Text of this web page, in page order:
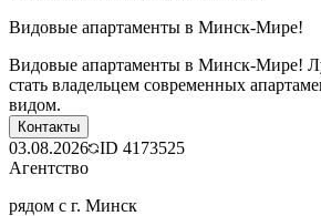
Видовые апартаменты в Минск-Мире!
Видовые апартаменты в Минск-Мире!
стать владельцем современных
видом.
Контакты
03.08.2026 ID 4173525
Агентство
рядом с г. Минск